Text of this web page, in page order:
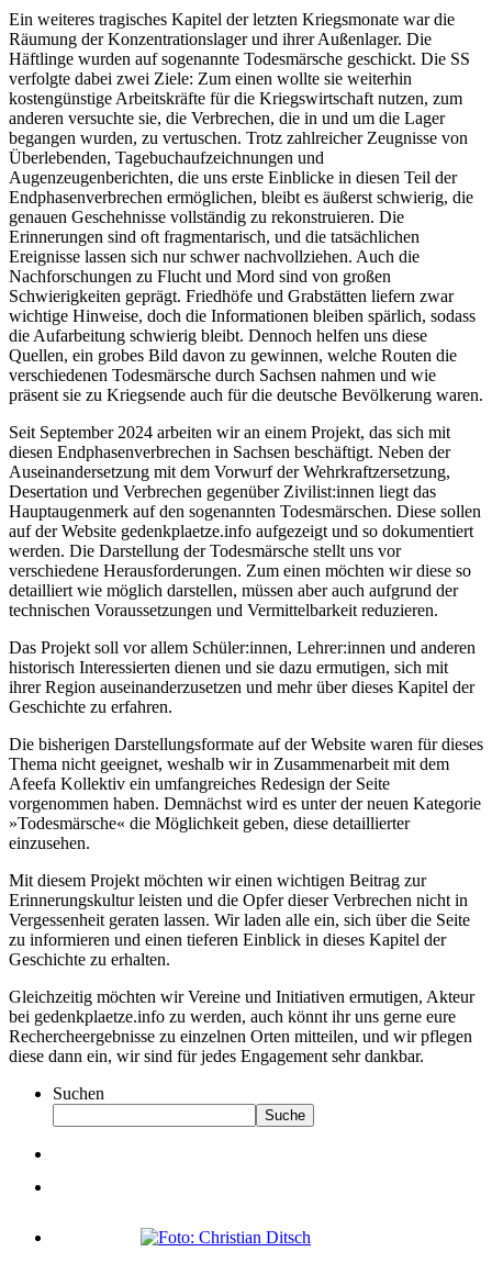
Ein weiteres tragisches Kapitel der letzten Kriegsmonate war die
Räumung der Konzentrationslager und ihrer Außenlager. Die
Häftlinge wurden auf sogenannte Todesmärsche geschickt. Die SS
verfolgte dabei zwei Ziele: Zum einen wollte sie weiterhin
kostengünstige Arbeitskräfte für die Kriegswirtschaft nutzen, zum
anderen versuchte sie, die Verbrechen, die in und um die Lager
begangen wurden, zu vertuschen. Trotz zahlreicher Zeugnisse von
Überlebenden, Tagebuchaufzeichnungen und
Augenzeugenberichten, die uns erste Einblicke in diesen Teil der
Endphasenverbrechen ermöglichen, bleibt es äußerst schwierig, die
genauen Geschehnisse vollständig zu rekonstruieren. Die
Erinnerungen sind oft fragmentarisch, und die tatsächlichen
Ereignisse lassen sich nur schwer nachvollziehen. Auch die
Nachforschungen zu Flucht und Mord sind von großen
Schwierigkeiten geprägt. Friedhöfe und Grabstätten liefern zwar
wichtige Hinweise, doch die Informationen bleiben spärlich, sodass
die Aufarbeitung schwierig bleibt. Dennoch helfen uns diese
Quellen, ein grobes Bild davon zu gewinnen, welche Routen die
verschiedenen Todesmärsche durch Sachsen nahmen und wie
präsent sie zu Kriegsende auch für die deutsche Bevölkerung waren.
Seit September 2024 arbeiten wir an einem Projekt, das sich mit
diesen Endphasenverbrechen in Sachsen beschäftigt. Neben der
Auseinandersetzung mit dem Vorwurf der Wehrkraftzersetzung,
Desertation und Verbrechen gegenüber Zivilist:innen liegt das
Hauptaugenmerk auf den sogenannten Todesmärschen. Diese sollen
auf der Website gedenkplaetze.info aufgezeigt und so dokumentiert
werden. Die Darstellung der Todesmärsche stellt uns vor
verschiedene Herausforderungen. Zum einen möchten wir diese so
detailliert wie möglich darstellen, müssen aber auch aufgrund der
technischen Voraussetzungen und Vermittelbarkeit reduzieren.
Das Projekt soll vor allem Schüler:innen, Lehrer:innen und anderen
historisch Interessierten dienen und sie dazu ermutigen, sich mit
ihrer Region auseinanderzusetzen und mehr über dieses Kapitel der
Geschichte zu erfahren.
Die bisherigen Darstellungsformate auf der Website waren für dieses
Thema nicht geeignet, weshalb wir in Zusammenarbeit mit dem
Afeefa Kollektiv ein umfangreiches Redesign der Seite
vorgenommen haben. Demnächst wird es unter der neuen Kategorie
»Todesmärsche« die Möglichkeit geben, diese detaillierter
einzusehen.
Mit diesem Projekt möchten wir einen wichtigen Beitrag zur
Erinnerungskultur leisten und die Opfer dieser Verbrechen nicht in
Vergessenheit geraten lassen. Wir laden alle ein, sich über die Seite
zu informieren und einen tieferen Einblick in dieses Kapitel der
Geschichte zu erhalten.
Gleichzeitig möchten wir Vereine und Initiativen ermutigen, Akteur
bei gedenkplaetze.info zu werden, auch könnt ihr uns gerne eure
Rechercheergebnisse zu einzelnen Orten mitteilen, und wir pflegen
diese dann ein, wir sind für jedes Engagement sehr dankbar.
Suchen
Suche